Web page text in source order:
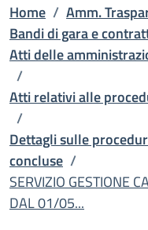
Home / Amm.
Bandi di gara e
Atti delle
/
Atti relativi alle
/
Dettagli sulle
concluse /
SERVIZIO GESTIONE
DAL 01/05...